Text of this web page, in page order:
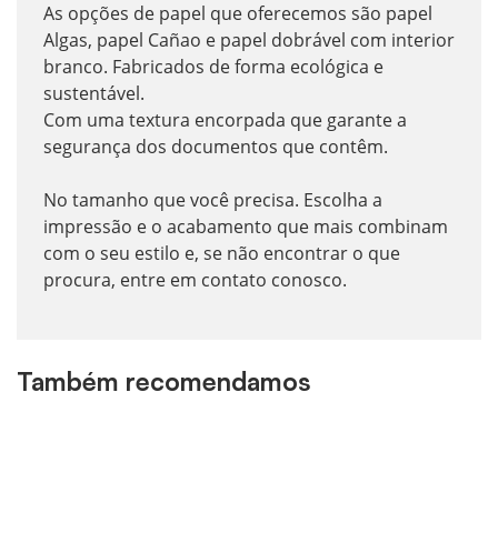
As opções de papel que oferecemos são papel
Algas, papel Cañao e papel dobrável com interior
branco. Fabricados de forma ecológica e
sustentável.
Com uma textura encorpada que garante a
segurança dos documentos que contêm.
No tamanho que você precisa. Escolha a
impressão e o acabamento que mais combinam
com o seu estilo e, se não encontrar o que
procura, entre em contato conosco.
Também recomendamos